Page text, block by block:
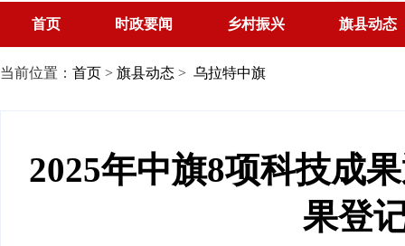
首页 时政要闻 乡村振兴 旗县动态
当前位置： 首页 > 旗县动态 > 乌拉特中旗
2025年中旗8项科技成
果登